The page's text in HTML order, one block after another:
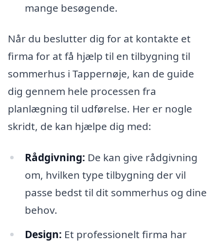
mange besøgende.
Når du beslutter dig for at kontakte et
firma for at få hjælp til en tilbygning til
sommerhus i Tappernøje, kan de guide
dig gennem hele processen fra
planlægning til udførelse. Her er nogle
skridt, de kan hjælpe dig med:
Rådgivning: De kan give rådgivning
om, hvilken type tilbygning der vil
passe bedst til dit sommerhus og dine
behov.
Design: Et professionelt firma har